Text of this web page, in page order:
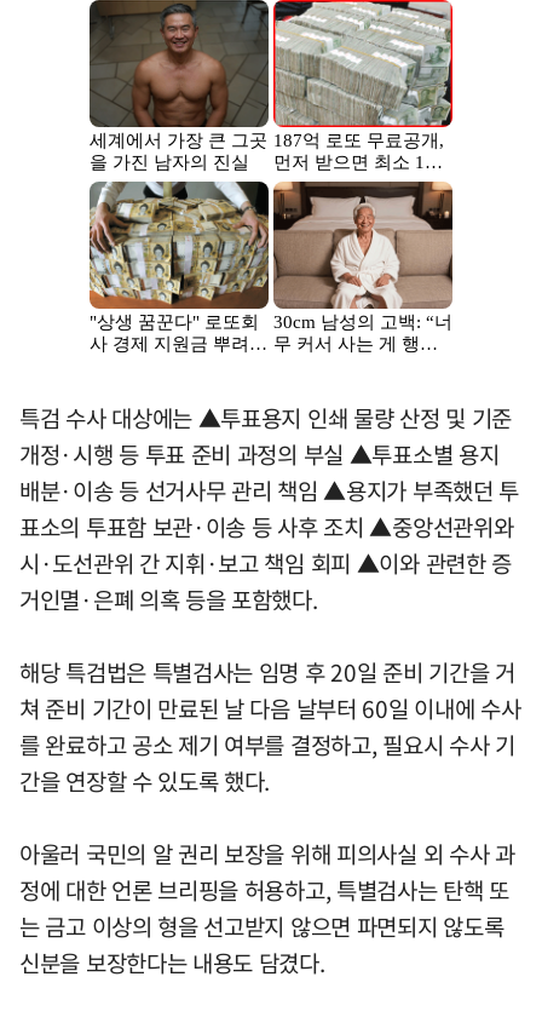
특검 수사 대상에는 ▲투표용지 인쇄 물량 산정 및 기준
개정·시행 등 투표 준비 과정의 부실 ▲투표소별 용지
배분·이송 등 선거사무 관리 책임 ▲용지가 부족했던 투
표소의 투표함 보관·이송 등 사후 조치 ▲중앙선관위와
시·도선관위 간 지휘·보고 책임 회피 ▲이와 관련한 증
거인멸·은폐 의혹 등을 포함했다.
해당 특검법은 특별검사는 임명 후 20일 준비 기간을 거
쳐 준비 기간이 만료된 날 다음 날부터 60일 이내에 수사
를 완료하고 공소 제기 여부를 결정하고, 필요시 수사 기
간을 연장할 수 있도록 했다.
아울러 국민의 알 권리 보장을 위해 피의사실 외 수사 과
정에 대한 언론 브리핑을 허용하고, 특별검사는 탄핵 또
는 금고 이상의 형을 선고받지 않으면 파면되지 않도록
신분을 보장한다는 내용도 담겼다.